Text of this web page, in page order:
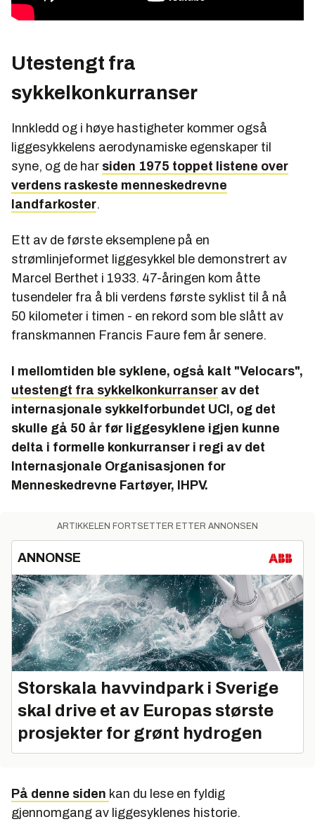
Utestengt fra
sykkelkonkurranser
Innkledd og i høye hastigheter kommer også
liggesykkelens aerodynamiske egenskaper til
syne, og de har siden 1975 toppet listene over
verdens raskeste menneskedrevne
landfarkoster.
Ett av de første eksemplene på en
strømlinjeformet liggesykkel ble demonstrert av
Marcel Berthet i 1933. 47-åringen kom åtte
tusendeler fra å bli verdens første syklist til å nå
50 kilometer i timen - en rekord som ble slått av
franskmannen Francis Faure fem år senere.
I mellomtiden ble syklene, også kalt "Velocars",
utestengt fra sykkelkonkurranser av det
internasjonale sykkelforbundet UCI, og det
skulle gå 50 år før liggesyklene igjen kunne
delta i formelle konkurranser i regi av det
Internasjonale Organisasjonen for
Menneskedrevne Fartøyer, IHPV.
ARTIKKELEN FORTSETTER ETTER ANNONSEN
ANNONSE
Storskala havvindpark i Sverige
skal drive et av Europas største
prosjekter for grønt hydrogen
På denne siden kan du lese en fyldig
gjennomgang av liggesyklenes historie.